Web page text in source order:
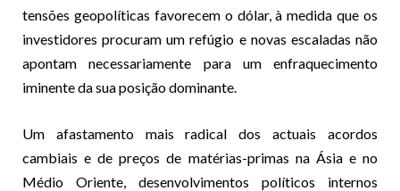
tensões geopolíticas favorecem o dólar, à medida que os
investidores procuram um refúgio e novas escaladas não
apontam necessariamente para um enfraquecimento
iminente da sua posição dominante.
Um afastamento mais radical dos actuais acordos
cambiais e de preços de matérias-primas na Ásia e no
Médio Oriente, desenvolvimentos políticos internos